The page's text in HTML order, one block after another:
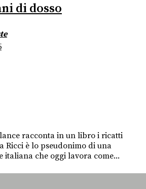
di dosso
racconta in un libro i ricatti
Ricci è lo pseudonimo di una
italiana che oggi lavora come...